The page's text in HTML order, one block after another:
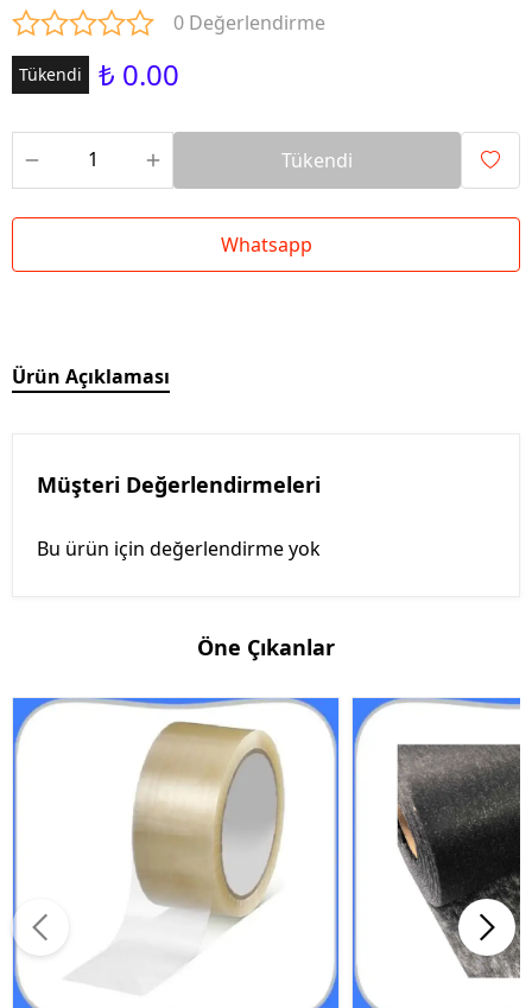
0 Değerlendirme
Tükendi ₺ 0.00
Tükendi
Whatsapp
Ürün Açıklaması
Müşteri Değerlendirmeleri
Bu ürün için değerlendirme yok
Öne Çıkanlar